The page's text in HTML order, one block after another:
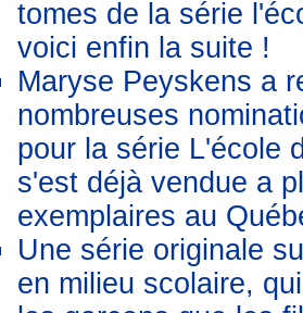
tomes de la série
voici enfin la suite !
Maryse Peyskens a
nombreuses
pour la série L'école
s'est déjà vendue a
exemplaires au
Une série originale
en milieu scolaire,